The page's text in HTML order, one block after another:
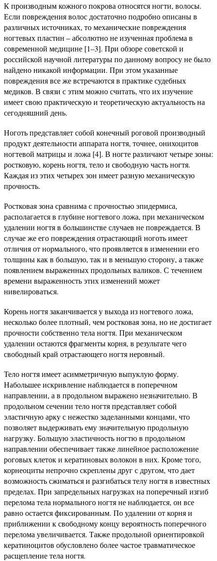
К производным кожного покрова относятся ногти, волосы.
Если повреждения волос достаточно подробно описаны в
различных источниках, то механические повреждения
ногтевых пластин – абсолютно не изученная проблема в
современной медицине [1–3]. При обзоре советской и
российской научной литературы по данному вопросу не было
найдено никакой информации. При этом указанные
повреждения все же встречаются в практике судебных
медиков. В связи с этим можно считать, что их изучение
имеет свою практическую и теоретическую актуальность на
сегодняшний день.
Ноготь представляет собой конечный роговой производный
продукт деятельности аппарата ногтя, точнее, онихоцитов
ногтевой матрицы и ложа [4]. В ногте различают четыре зоны:
ростковую, корень ногтя, тело и свободную часть ногтя.
Каждая из этих четырех зон имеет разную механическую
прочность.
Ростковая зона сравнима с прочностью эпидермиса,
располагается в глубине ногтевого ложа, при механическом
удалении ногтя в большинстве случаев не повреждается. В
случае же его повреждения отрастающий ноготь имеет
отличия от нормального, что проявляется в изменении его
толщины как в большую, так и в меньшую сторону, а также
появлением выраженных продольных валиков. С течением
времени выраженность этих изменений может
нивелироваться.
Корень ногтя заканчивается у выхода из ногтевого ложа,
несколько более плотный, чем ростковая зона, но не достигает
прочности собственно тела ногтя. При механическом
удалении остаются фрагменты корня, в результате чего
свободный край отрастающего ногтя неровный.
Тело ногтя имеет асимметричную выпуклую форму.
Набольшее искривление наблюдается в поперечном
направлении, а в продольном выражено незначительно. В
продольном сечении тело ногтя представляет собой
эластичную арку с нежестко заделанными концами, что
позволяет выдерживать ему значительную продольную
нагрузку. Большую эластичность ногтю в продольном
направлении обеспечивает также линейное расположение
роговых клеток и кератиновых волокон в них. Кроме того,
корнеоциты непрочно скреплены друг с другом, что дает
возможность сжиматься и разгибаться телу ногтя в известных
пределах. При запредельных нагрузках на поперечный изгиб
перелома тела нормального ногтя не наблюдается, он все
равно остается фиксированным. По удалении от корня и
приближении к свободному концу вероятность поперечного
перелома увеличивается. Также продольной ориентировкой
кератиноцитов обусловлено более частое травматическое
расщепление тела ногтя.